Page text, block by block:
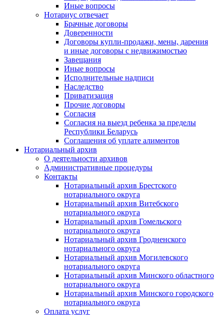
Иные вопросы
Нотариус отвечает
Брачные договоры
Доверенности
Договоры купли-продажи, мены, дарения
и иные договоры с недвижимостью
Завещания
Иные вопросы
Исполнительные надписи
Наследство
Приватизация
Прочие договоры
Согласия
Согласия на выезд ребенка за пределы
Республики Беларусь
Соглашения об уплате алиментов
Нотариальный архив
О деятельности архивов
Административные процедуры
Контакты
Нотариальный архив Брестского
нотариального округа
Нотариальный архив Витебского
нотариального округа
Нотариальный архив Гомельского
нотариального округа
Нотариальный архив Гродненского
нотариального округа
Нотариальный архив Могилевского
нотариального округа
Нотариальный архив Минского областного
нотариального округа
Нотариальный архив Минского городского
нотариального округа
Оплата услуг